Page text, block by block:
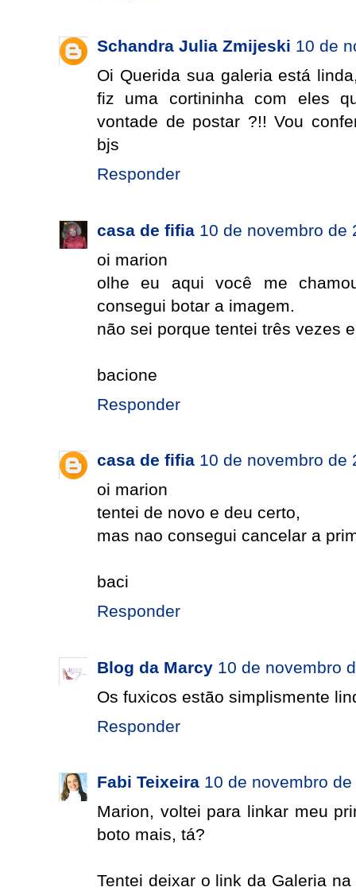
Schandra Julia Zmijeski 10 de
Oi Querida sua galeria está
fiz uma cortininha com eles
vontade de postar ?!! Vou
bjs
Responder
casa de fifia 10 de novembro de
oi marion
olhe eu aqui você me
consegui botar a imagem.
não sei porque tentei três vezes
bacione
Responder
casa de fifia 10 de novembro de
oi marion
tentei de novo e deu certo,
mas nao consegui cancelar a
baci
Responder
Blog da Marcy 10 de novembro
Os fuxicos estão simplismente
Responder
Fabi Teixeira 10 de novembro
Marion, voltei para linkar meu
boto mais, tá?
Tentei deixar o link da Galeria